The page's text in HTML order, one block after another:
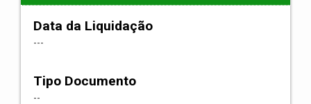
Data da Liquidação
---
Tipo Documento
--